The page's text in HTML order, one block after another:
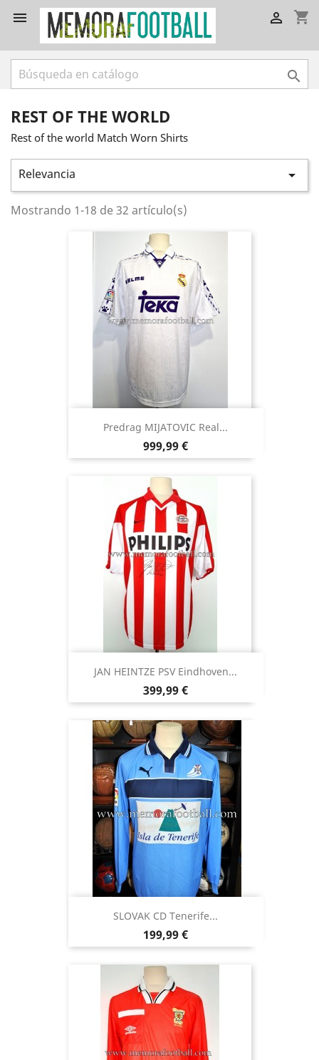
 shopping_cart


REST OF THE WORLD
Rest of the world Match Worn Shirts
Relevancia 
Mostrando 1-18 de 32 artículo(s)
Predrag MIJATOVIC Real...
Precio
999,99 €
JAN HEINTZE PSV Eindhoven...
Precio
399,99 €
SLOVAK CD Tenerife...
Precio
199,99 €